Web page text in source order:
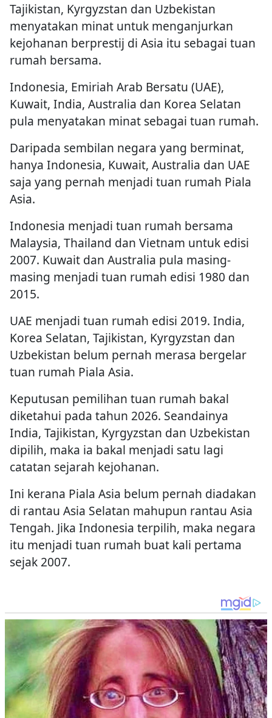
Tajikistan, Kyrgyzstan dan Uzbekistan
menyatakan minat untuk menganjurkan
kejohanan berprestij di Asia itu sebagai tuan
rumah bersama.
Indonesia, Emiriah Arab Bersatu (UAE),
Kuwait, India, Australia dan Korea Selatan
pula menyatakan minat sebagai tuan rumah.
Daripada sembilan negara yang berminat,
hanya Indonesia, Kuwait, Australia dan UAE
saja yang pernah menjadi tuan rumah Piala
Asia.
Indonesia menjadi tuan rumah bersama
Malaysia, Thailand dan Vietnam untuk edisi
2007. Kuwait dan Australia pula masing-
masing menjadi tuan rumah edisi 1980 dan
2015.
UAE menjadi tuan rumah edisi 2019. India,
Korea Selatan, Tajikistan, Kyrgyzstan dan
Uzbekistan belum pernah merasa bergelar
tuan rumah Piala Asia.
Keputusan pemilihan tuan rumah bakal
diketahui pada tahun 2026. Seandainya
India, Tajikistan, Kyrgyzstan dan Uzbekistan
dipilih, maka ia bakal menjadi satu lagi
catatan sejarah kejohanan.
Ini kerana Piala Asia belum pernah diadakan
di rantau Asia Selatan mahupun rantau Asia
Tengah. Jika Indonesia terpilih, maka negara
itu menjadi tuan rumah buat kali pertama
sejak 2007.